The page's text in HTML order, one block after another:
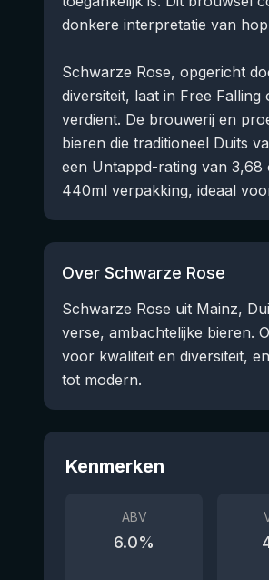
donkere interpretatie van
Schwarze Rose, opgericht
diversiteit, laat in Free
verdient. De brouwerij en
bieren die traditioneel Duits
een Untappd-rating van 3,68
440ml verpakking, ideaal
Over Schwarze Rose
Schwarze Rose uit Mainz,
verse, ambachtelijke bieren.
voor kwaliteit en diversiteit,
tot modern.
Kenmerken
ABV
6.0%